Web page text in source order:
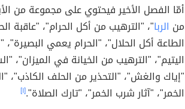
أمّا الفصل الأخير فيحتوي على مجموعة من
من الربا"، "الترهيب من أكل الحرام"، "عاقبة
الطاعة أكل الحلال"، "الحرام يعمي
اليتيم"، "الترهيب من الخيانة في الميزان"،
"إياك والغش"، "التحذير من الحلف الكاذب"،
الخمر"، "آثار شرب الخمر"، "تارك الصلاة".[١]